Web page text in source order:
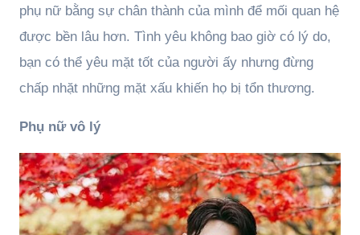
phụ nữ bằng sự chân thành của mình để mối quan hệ
được bền lâu hơn. Tình yêu không bao giờ có lý do,
bạn có thể yêu mặt tốt của người ấy nhưng đừng
chấp nhặt những mặt xấu khiến họ bị tổn thương.
Phụ nữ vô lý